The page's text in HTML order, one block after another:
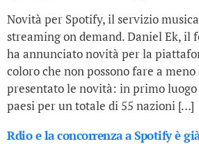
Novità per Spotify, il servizio
streaming on demand. Daniel Ek, il
ha annunciato novità per la
coloro che non possono fare a
presentato le novità: in primo
paesi per un totale di 55 nazioni […]
Rdio e la concorrenza a Spotify è